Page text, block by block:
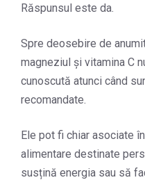
Răspunsul este da.
Spre deosebire de
magneziul și vitamina C
cunoscută atunci când
recomandate.
Ele pot fi chiar asociate
alimentare destinate
susțină energia sau să